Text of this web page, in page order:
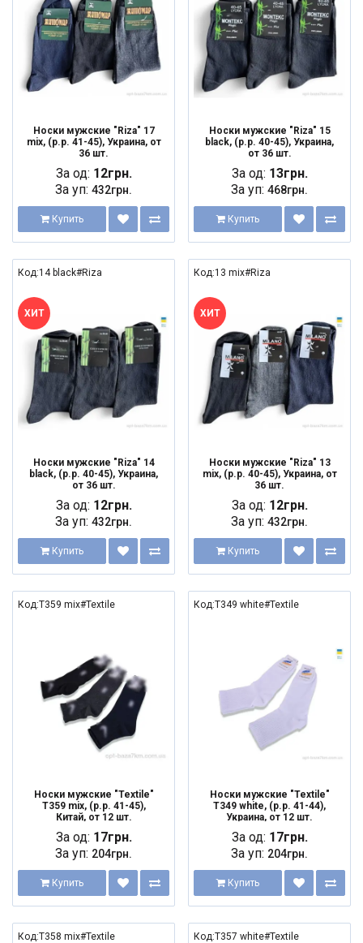
Носки мужские "Riza" 17
mix, (р.р. 41-45), Украина, от
36 шт.
За од: 12грн.
За уп: 432грн.
Купить
Носки мужские "Riza" 15
black, (р.р. 40-45), Украина,
от 36 шт.
За од: 13грн.
За уп: 468грн.
Купить
Код:14 black#Riza
ХИТ
Носки мужские "Riza" 14
black, (р.р. 40-45), Украина,
от 36 шт.
За од: 12грн.
За уп: 432грн.
Купить
Код:13 mix#Riza
ХИТ
Носки мужские "Riza" 13
mix, (р.р. 40-45), Украина, от
36 шт.
За од: 12грн.
За уп: 432грн.
Купить
Код:T359 mix#Textile
Носки мужские "Textile"
T359 mix, (р.р. 41-45),
Китай, от 12 шт.
За од: 17грн.
За уп: 204грн.
Купить
Код:T349 white#Textile
Носки мужские "Textile"
T349 white, (р.р. 41-44),
Украина, от 12 шт.
За од: 17грн.
За уп: 204грн.
Купить
Код:T358 mix#Textile Код:T357 white#Textile